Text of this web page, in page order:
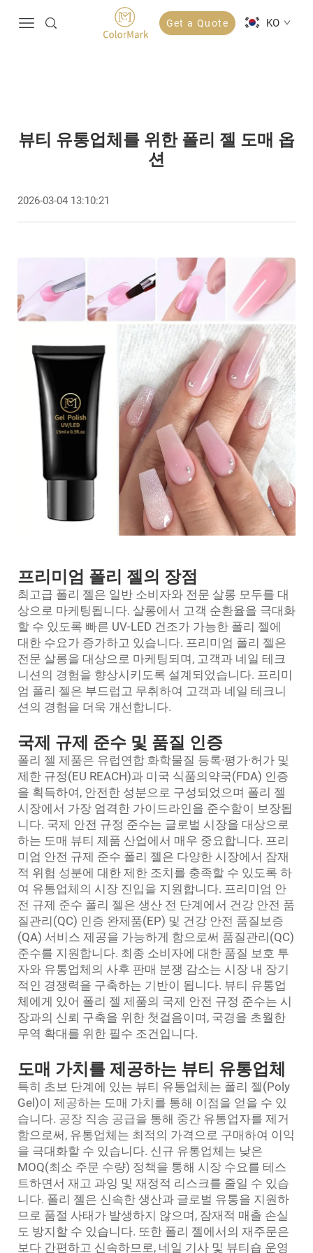
Get a Quote KO
뷰티 유통업체를 위한 폴리 젤 도매 옵
션
2026-03-04 13:10:21
프리미엄 폴리 젤의 장점
최고급 폴리 젤은 일반 소비자와 전문 살롱 모두를 대
상으로 마케팅됩니다. 살롱에서 고객 순환율을 극대화
할 수 있도록 빠른 UV-LED 건조가 가능한 폴리 젤에
대한 수요가 증가하고 있습니다. 프리미엄 폴리 젤은
전문 살롱을 대상으로 마케팅되며, 고객과 네일 테크
니션의 경험을 향상시키도록 설계되었습니다. 프리미
엄 폴리 젤은 부드럽고 무취하여 고객과 네일 테크니
션의 경험을 더욱 개선합니다.
국제 규제 준수 및 품질 인증
폴리 젤 제품은 유럽연합 화학물질 등록·평가·허가 및
제한 규정(EU REACH)과 미국 식품의약국(FDA) 인증
을 획득하여, 안전한 성분으로 구성되었으며 폴리 젤
시장에서 가장 엄격한 가이드라인을 준수함이 보장됩
니다. 국제 안전 규정 준수는 글로벌 시장을 대상으로
하는 도매 뷰티 제품 산업에서 매우 중요합니다. 프리
미엄 안전 규제 준수 폴리 젤은 다양한 시장에서 잠재
적 위험 성분에 대한 제한 조치를 충족할 수 있도록 하
여 유통업체의 시장 진입을 지원합니다. 프리미엄 안
전 규제 준수 폴리 젤은 생산 전 단계에서 건강 안전 품
질관리(QC) 인증 완제품(EP) 및 건강 안전 품질보증
(QA) 서비스 제공을 가능하게 함으로써 품질관리(QC)
준수를 지원합니다. 최종 소비자에 대한 품질 보호 투
자와 유통업체의 사후 판매 분쟁 감소는 시장 내 장기
적인 경쟁력을 구축하는 기반이 됩니다. 뷰티 유통업
체에게 있어 폴리 젤 제품의 국제 안전 규정 준수는 시
장과의 신뢰 구축을 위한 첫걸음이며, 국경을 초월한
무역 확대를 위한 필수 조건입니다.
도매 가치를 제공하는 뷰티 유통업체
특히 초보 단계에 있는 뷰티 유통업체는 폴리 젤(Poly
Gel)이 제공하는 도매 가치를 통해 이점을 얻을 수 있
습니다. 공장 직송 공급을 통해 중간 유통업자를 제거
함으로써, 유통업체는 최적의 가격으로 구매하여 이익
을 극대화할 수 있습니다. 신규 유통업체는 낮은
MOQ(최소 주문 수량) 정책을 통해 시장 수요를 테스
트하면서 재고 과잉 및 재정적 리스크를 줄일 수 있습
니다. 폴리 젤은 신속한 생산과 글로벌 유통을 지원하
므로 품절 사태가 발생하지 않으며, 잠재적 매출 손실
도 방지할 수 있습니다. 또한 폴리 젤에서의 재주문은
보다 간편하고 신속하므로, 네일 기사 및 뷰티숍 운영